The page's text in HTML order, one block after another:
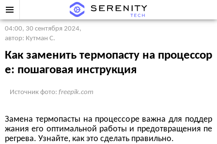
04:00, 30 сентября 2024,
автор: Кутман С.
Как заменить термопасту на процессор
е: пошаговая инструкция
Источник фото: freepik.com
Замена термопасты на процессоре важна для поддер
жания его оптимальной работы и предотвращения пе
регрева. Узнайте, как это сделать правильно.